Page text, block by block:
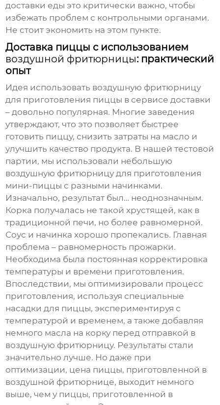
доставки еды это критически важно, чтобы
избежать проблем с контрольными органами.
Не стоит экономить на этом пункте.
Доставка пиццы с использованием
воздушной фритюрницы: практический
опыт
Идея использовать воздушную фритюрницу
для приготовления пиццы в сервисе доставки
– довольно популярная. Многие заведения
утверждают, что это позволяет быстрее
готовить пиццу, снизить затраты на масло и
улучшить качество продукта. В нашей тестовой
партии, мы использовали небольшую
воздушную фритюрницу для приготовления
мини-пиццы с разными начинками.
Изначально, результат был… неоднозначным.
Корка получалась не такой хрустящей, как в
традиционной печи, но более равномерной.
Соус и начинка хорошо пропекались. Главная
проблема – равномерность прожарки.
Необходима была постоянная корректировка
температуры и времени приготовления.
Впоследствии, мы оптимизировали процесс
приготовления, используя специальные
насадки для пиццы, экспериментируя с
температурой и временем, а также добавляя
немного масла на корку перед отправкой в
воздушную фритюрницу. Результаты стали
значительно лучше. Но даже при
оптимизации, цена пиццы, приготовленной в
воздушной фритюрнице, выходит немного
выше, чем у пиццы, приготовленной в